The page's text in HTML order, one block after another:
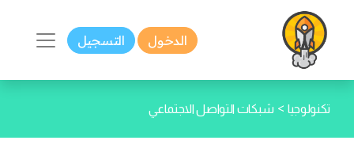
الدخول التسجيل
تكنولوجيا > شبكات التواصل الاجتماعي